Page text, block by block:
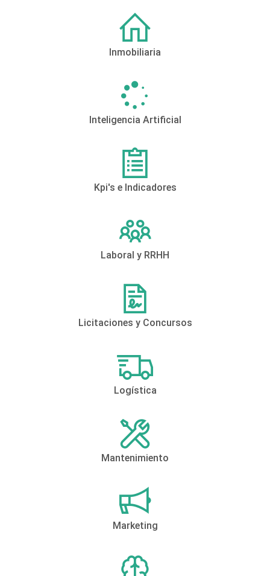
Inmobiliaria
Inteligencia Artificial
Kpi's e Indicadores
Laboral y RRHH
Licitaciones y Concursos
Logística
Mantenimiento
Marketing